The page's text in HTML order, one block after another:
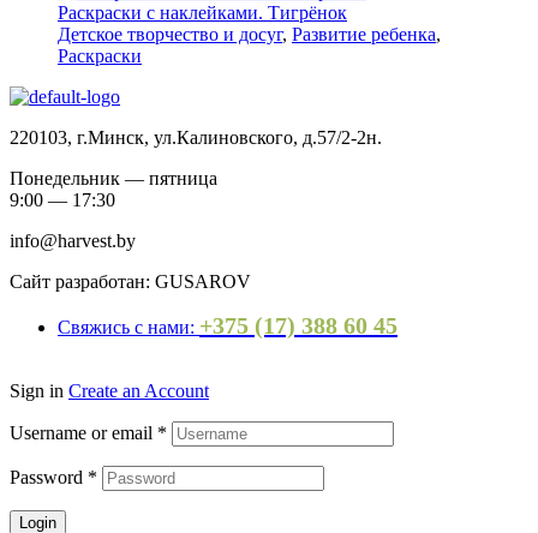
Раскраски с наклейками. Тигрёнок
Детское творчество и досуг, Развитие ребенка,
Раскраски
220103, г.Минск, ул.Калиновского, д.57/2-2н.
Понедельник — пятница
9:00 — 17:30
info@harvest.by
Сайт разработан: GUSAROV
Свяжись с нами: +375 (17) 388 60 45
Sign in Create an Account
Username or email *
Password *
Login